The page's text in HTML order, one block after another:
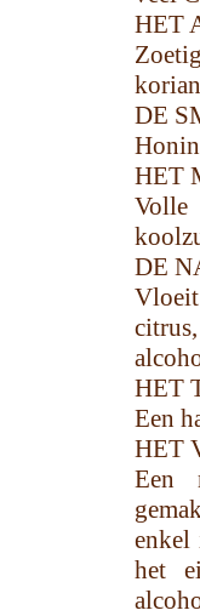
HET
DE
HET
Volle
DE
HET
Een
HET
Een
enkel
het